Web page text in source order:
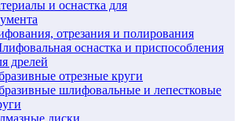
и оснастка для
отрезания и полирования
оснастка и приспособления
дрелей
отрезные круги
шлифовальные и лепестковые